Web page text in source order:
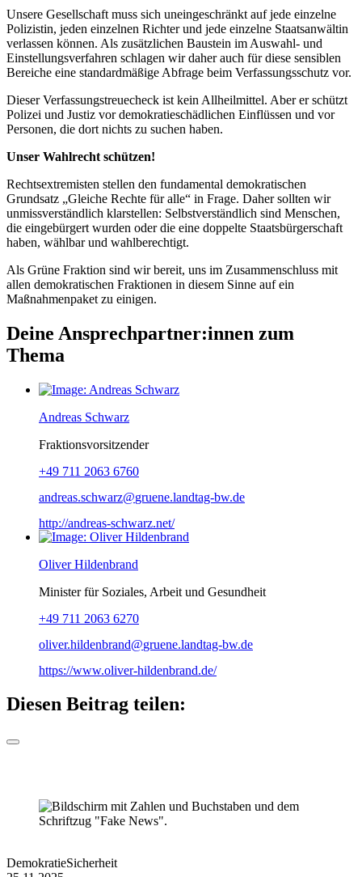
Unsere Gesellschaft muss sich uneingeschränkt auf jede einzelne
Polizistin, jeden einzelnen Richter und jede einzelne Staatsanwältin
verlassen können. Als zusätzlichen Baustein im Auswahl- und
Einstellungsverfahren schlagen wir daher auch für diese sensiblen
Bereiche eine standardmäßige Abfrage beim Verfassungsschutz vor.
Dieser Verfassungstreuecheck ist kein Allheilmittel. Aber er schützt
Polizei und Justiz vor demokratieschädlichen Einflüssen und vor
Personen, die dort nichts zu suchen haben.
Unser Wahlrecht schützen!
Rechtsextremisten stellen den fundamental demokratischen
Grundsatz „Gleiche Rechte für alle“ in Frage. Daher sollten wir
unmissverständlich klarstellen: Selbstverständlich sind Menschen,
die eingebürgert wurden oder die eine doppelte Staatsbürgerschaft
haben, wählbar und wahlberechtigt.
Als Grüne Fraktion sind wir bereit, uns im Zusammenschluss mit
allen demokratischen Fraktionen in diesem Sinne auf ein
Maßnahmenpaket zu einigen.
Deine Ansprechpartner:innen zum
Thema
Andreas Schwarz
Fraktionsvorsitzender
+49 711 2063 6760
andreas.schwarz
gruene.landtag-bw de
http://andreas-schwarz.net/
Oliver Hildenbrand
Minister für Soziales, Arbeit und Gesundheit
+49 711 2063 6270
oliver.hildenbrand
gruene.landtag-bw de
https://www.oliver-hildenbrand.de/
Diesen Beitrag teilen:
DemokratieSicherheit